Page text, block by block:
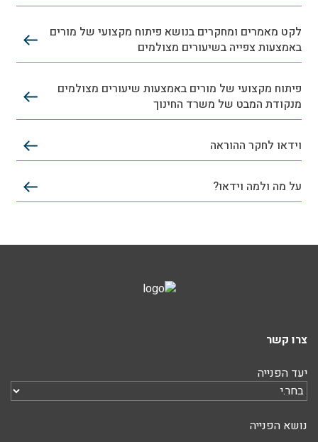
לקט מאמרים ומחקרים בנושא פיתוח מקצועי של מורים
באמצעות צפייה בשיעורים מצולמים
פיתוח מקצועי של מורים באמצעות שיעורים מצולמים
מנקודת המבט של משרד החינוך
וידאו לחקר ההוראה
על מה ולמה וידאו?
צרו קשר
יעד הפנייה
נושא הפנייה